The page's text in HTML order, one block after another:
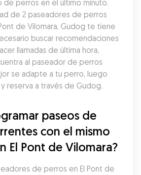
de perros en el último minuto.
de 2 paseadores de perros
de Vilomara, Gudog te tiene
buscar recomendaciones
llamadas de última hora,
al paseador de perros
se adapte a tu perro, luego
reserva a través de Gudog.
paseos de
con el mismo
El Pont de Vilomara?
de perros en El Pont de